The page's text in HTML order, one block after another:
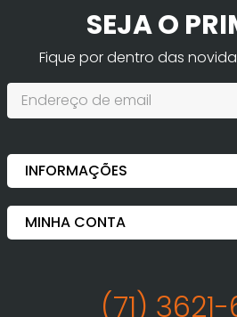
SEJA O
Fique por dentro das
(71)